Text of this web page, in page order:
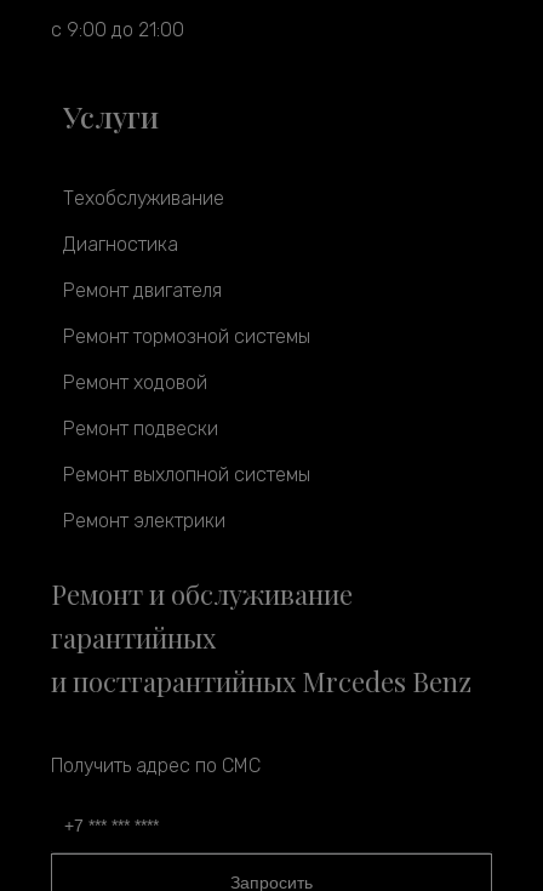
с 9:00 до 21:00
Услуги
Техобслуживание
Диагностика
Ремонт двигателя
Ремонт тормозной системы
Ремонт ходовой
Ремонт подвески
Ремонт выхлопной системы
Ремонт электрики
Ремонт и обслуживание
гарантийных
и постгарантийных Mrcedes Benz
Получить адрес по СМС
Запросить